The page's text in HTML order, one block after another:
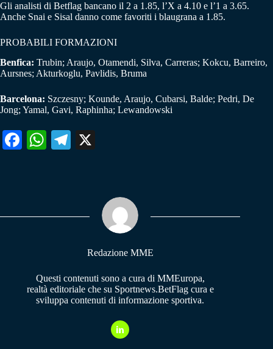
Gli analisti di Betflag bancano il 2 a 1.85, l’X a 4.10 e l’1 a 3.65.
Anche Snai e Sisal danno come favoriti i blaugrana a 1.85.
PROBABILI FORMAZIONI
Benfica: Trubin; Araujo, Otamendi, Silva, Carreras; Kokcu, Barreiro,
Aursnes; Akturkoglu, Pavlidis, Bruma
Barcelona: Szczesny; Kounde, Araujo, Cubarsi, Balde; Pedri, De
Jong; Yamal, Gavi, Raphinha; Lewandowski
Fa W
pp
Te
m
Redazione MME
Questi contenuti sono a cura di MMEuropa,
realtà editoriale che su Sportnews.BetFlag cura e
sviluppa contenuti di informazione sportiva.